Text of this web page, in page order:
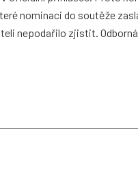
nominaci do soutěže
nepodařilo zjistit.